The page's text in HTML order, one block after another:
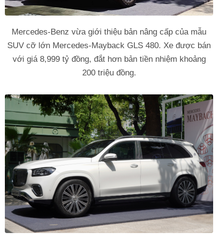
Mercedes-Benz vừa giới thiệu bản nâng cấp của mẫu
SUV cỡ lớn Mercedes-Mayback GLS 480. Xe được bán
với giá 8,999 tỷ đồng, đắt hơn bản tiền nhiệm khoảng
200 triệu đồng.